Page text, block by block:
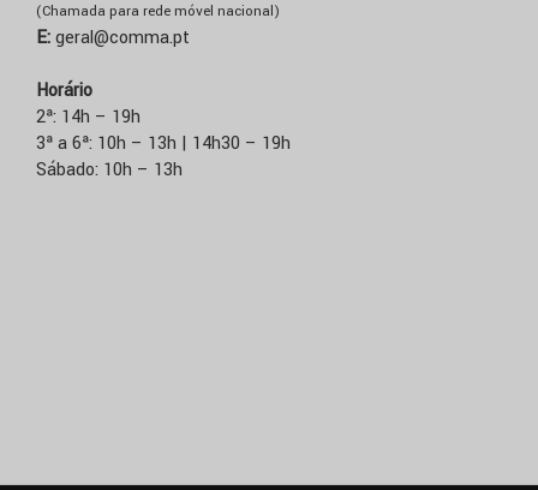
(Chamada para rede móvel nacional)
E:geral@comma.pt
Horário
2ª: 14h – 19h
3ª a 6ª: 10h – 13h | 14h30 – 19h
Sábado: 10h – 13h